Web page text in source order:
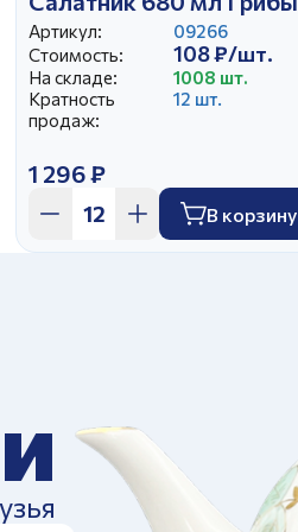
Артикул:
09266
Стоимость:
108 ₽/шт.
На складе:
1008 шт.
Кратность
продаж:
12 шт.
1 296 ₽
В корзину